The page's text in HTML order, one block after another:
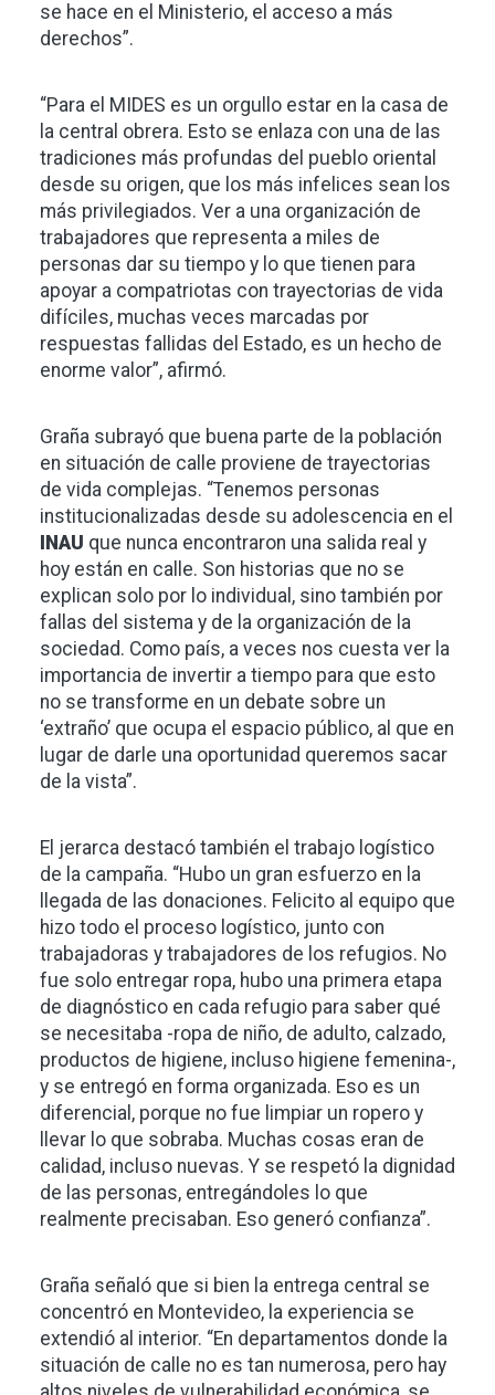
se hace en el Ministerio, el acceso a más
derechos”.
“Para el MIDES es un orgullo estar en la casa de
la central obrera. Esto se enlaza con una de las
tradiciones más profundas del pueblo oriental
desde su origen, que los más infelices sean los
más privilegiados. Ver a una organización de
trabajadores que representa a miles de
personas dar su tiempo y lo que tienen para
apoyar a compatriotas con trayectorias de vida
difíciles, muchas veces marcadas por
respuestas fallidas del Estado, es un hecho de
enorme valor”, afirmó.
Graña subrayó que buena parte de la población
en situación de calle proviene de trayectorias
de vida complejas. “Tenemos personas
institucionalizadas desde su adolescencia en el
INAU que nunca encontraron una salida real y
hoy están en calle. Son historias que no se
explican solo por lo individual, sino también por
fallas del sistema y de la organización de la
sociedad. Como país, a veces nos cuesta ver la
importancia de invertir a tiempo para que esto
no se transforme en un debate sobre un
‘extraño’ que ocupa el espacio público, al que en
lugar de darle una oportunidad queremos sacar
de la vista”.
El jerarca destacó también el trabajo logístico
de la campaña. “Hubo un gran esfuerzo en la
llegada de las donaciones. Felicito al equipo que
hizo todo el proceso logístico, junto con
trabajadoras y trabajadores de los refugios. No
fue solo entregar ropa, hubo una primera etapa
de diagnóstico en cada refugio para saber qué
se necesitaba -ropa de niño, de adulto, calzado,
productos de higiene, incluso higiene femenina-,
y se entregó en forma organizada. Eso es un
diferencial, porque no fue limpiar un ropero y
llevar lo que sobraba. Muchas cosas eran de
calidad, incluso nuevas. Y se respetó la dignidad
de las personas, entregándoles lo que
realmente precisaban. Eso generó confianza”.
Graña señaló que si bien la entrega central se
concentró en Montevideo, la experiencia se
extendió al interior. “En departamentos donde la
situación de calle no es tan numerosa, pero hay